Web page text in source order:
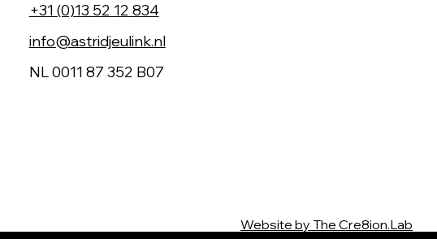
+31 (0)13 52 12 834
info@astridjeulink.nl
NL 0011 87 352 B07
Website by The Cre8ion.Lab